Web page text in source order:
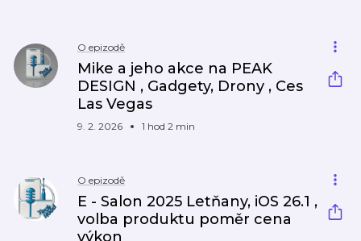
O epizodě
Mike a jeho akce na PEAK
DESIGN , Gadgety, Drony , Ces
Las Vegas
9. 2. 2026 1 hod 2 min
O epizodě
E - Salon 2025 Letňany, iOS 26.1 ,
volba produktu poměr cena
výkon